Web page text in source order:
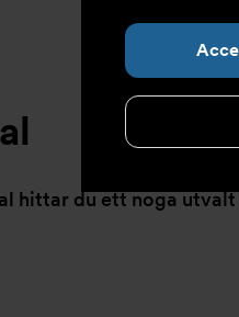
hittar du ett noga